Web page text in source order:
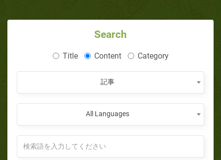
Search
Title Content Category
記事
All Languages